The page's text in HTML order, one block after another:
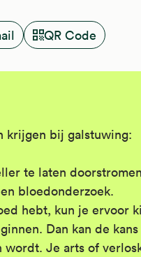
QR Code
krijgen bij galstuwing:
te laten doorstromen
bloedonderzoek.
hebt, kun je ervoor
Dan kan de
wordt. Je arts of